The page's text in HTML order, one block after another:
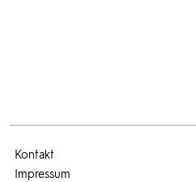
Kontakt
Impressum